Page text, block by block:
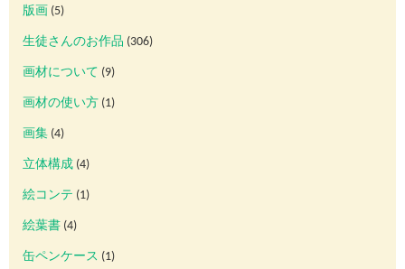
版画 (5)
生徒さんのお作品 (306)
画材について (9)
画材の使い方 (1)
画集 (4)
立体構成 (4)
絵コンテ (1)
絵葉書 (4)
缶ペンケース (1)